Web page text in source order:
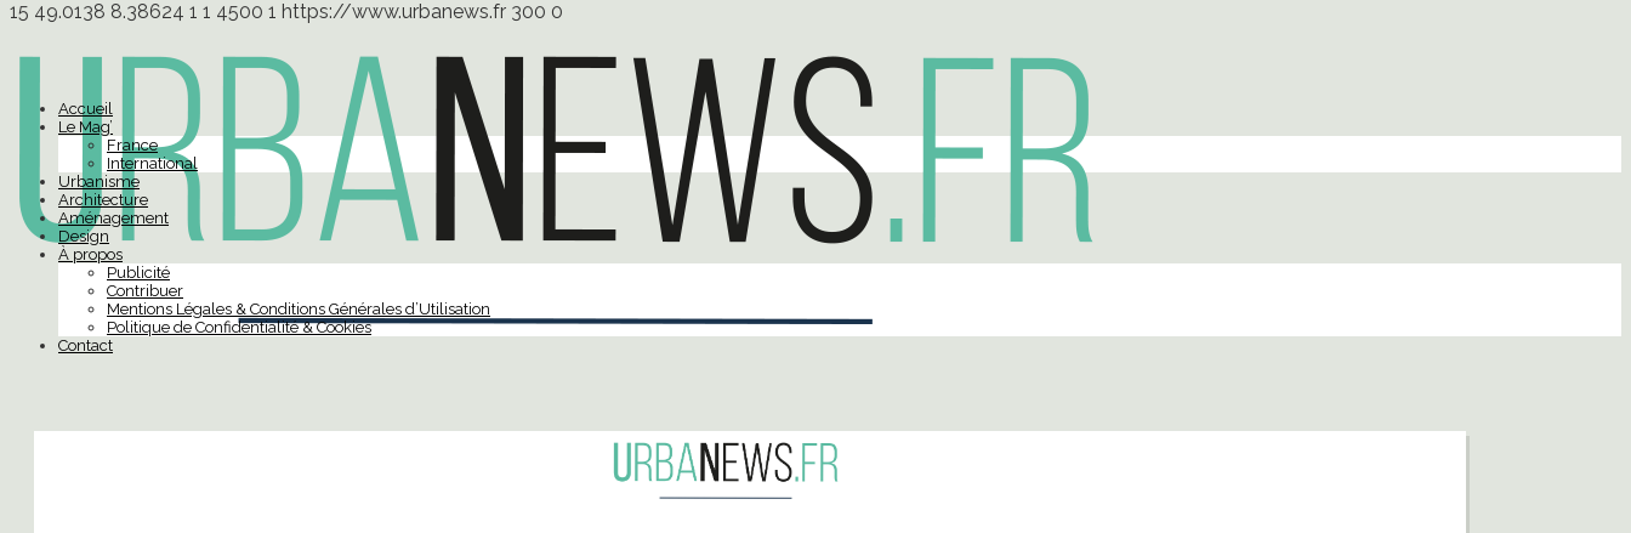
15 49.0138 8.38624 1 1 4500 1 https://www.urbanews.fr 300 0
Accueil
Le Mag’
France
International
Urbanisme
Architecture
Aménagement
Design
À propos
Publicité
Contribuer
Mentions Légales & Conditions Générales d’Utilisation
Politique de Confidentialité & Cookies
Contact